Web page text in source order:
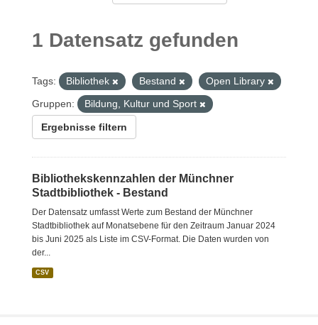
1 Datensatz gefunden
Tags: Bibliothek Bestand
Open Library
Gruppen:
Bildung, Kultur und Sport
Ergebnisse filtern
Bibliothekskennzahlen der Münchner
Stadtbibliothek - Bestand
Der Datensatz umfasst Werte zum Bestand der Münchner
Stadtbibliothek auf Monatsebene für den Zeitraum Januar 2024
bis Juni 2025 als Liste im CSV-Format. Die Daten wurden von
der...
CSV